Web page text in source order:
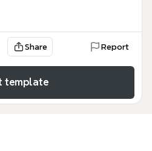
Share Report
template